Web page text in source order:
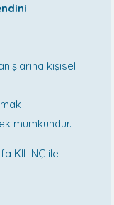
kişisel
mümkündür.
KILINÇ ile